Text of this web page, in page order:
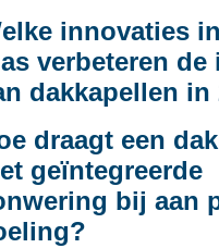
innovaties
verbeteren de
dakkapellen in
draagt een
geïntegreerde
bij aan